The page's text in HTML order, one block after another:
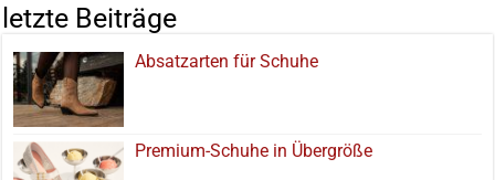
letzte Beiträge
Absatzarten für Schuhe
Premium-Schuhe in Übergröße